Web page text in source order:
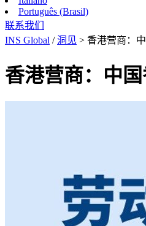
Português (Brasil)
联系我们
INS Global /洞见 > 香港营商：
香港营商：中